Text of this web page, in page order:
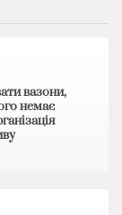
вазони,
немає